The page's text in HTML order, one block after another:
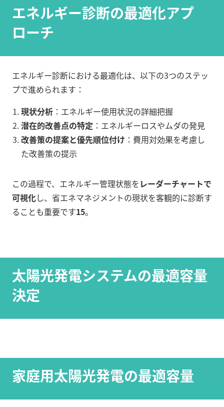
エネルギー診断の最適化アプ
ローチ
エネルギー診断における最適化は、以下の3つのステッ
プで進められます：
現状分析 ：エネルギー使用状況の詳細把握
潜在的改善点の特定 ：エネルギーロスやムダの発見
改善策の提案と優先順位付け ：費用対効果を考慮し
た改善策の提示
この過程で、エネルギー管理状態を レーダーチャートで
可視化し、省エネマネジメントの現状を客観的に診断す
ることも重要です15。
太陽光発電システムの最適容量
決定
家庭用太陽光発電の最適容量